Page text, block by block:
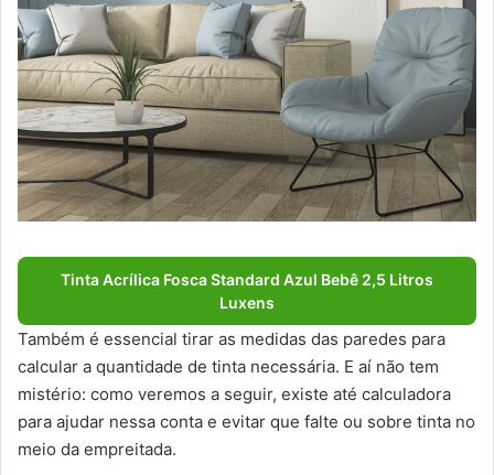
Tinta Acrílica Fosca Standard Azul Bebê 2,5 Litros
Luxens
Também é essencial tirar as medidas das paredes para
calcular a quantidade de tinta necessária. E aí não tem
mistério: como veremos a seguir, existe até calculadora
para ajudar nessa conta e evitar que falte ou sobre tinta no
meio da empreitada.